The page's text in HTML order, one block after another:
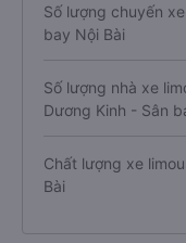
Số lượng chuyến
bay Nội Bài
Số lượng nhà xe
Dương Kinh - Sân
Chất lượng xe
Bài